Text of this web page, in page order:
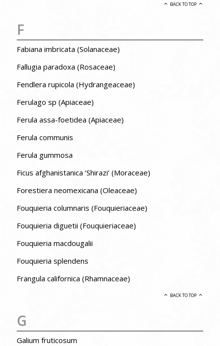
BACK TO TOP
F
Fabiana imbricata (Solanaceae)
Fallugia paradoxa (Rosaceae)
Fendlera rupicola (Hydrangeaceae)
Ferulago sp (Apiaceae)
Ferula assa-foetidea (Apiaceae)
Ferula communis
Ferula gummosa
Ficus afghanistanica ‘Shirazi’ (Moraceae)
Forestiera neomexicana (Oleaceae)
Fouquieria columnaris (Fouquieriaceae)
Fouquieria diguetii (Fouquieriaceae)
Fouquieria macdougalii
Fouquieria splendens
Frangula californica (Rhamnaceae)
BACK TO TOP
G
Galium fruticosum